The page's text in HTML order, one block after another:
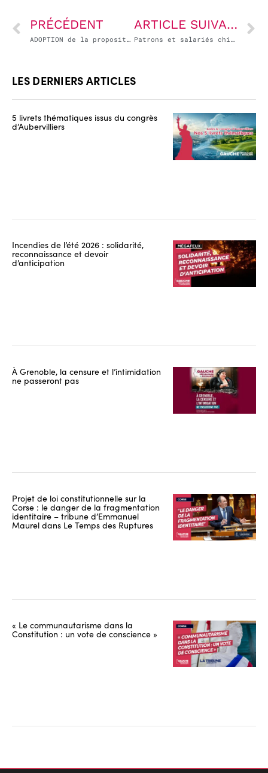
PRÉCÉDENT
ADOPTION de la proposition de Résolution européenne d’Emmanuel Maurel par la commission des affaires européennes de l’Assemblée nationale visant à rejeter le projet d’accord commercial entre l’Union européenne et les États-Unis
ARTICLE SUIVANT
Patrons et salariés chinois unis sur le discours du MEDEF ?
LES DERNIERS ARTICLES
5 livrets thématiques issus du congrès
d’Aubervilliers
Incendies de l’été 2026 : solidarité,
reconnaissance et devoir
d’anticipation
À Grenoble, la censure et l’intimidation
ne passeront pas
Projet de loi constitutionnelle sur la
Corse : le danger de la fragmentation
identitaire – tribune d’Emmanuel
Maurel dans Le Temps des Ruptures
« Le communautarisme dans la
Constitution : un vote de conscience »